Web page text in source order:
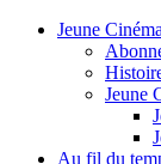
Jeune
Jeune
Au fil du